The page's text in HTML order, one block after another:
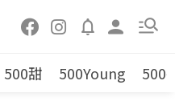
500甜 500Young 500